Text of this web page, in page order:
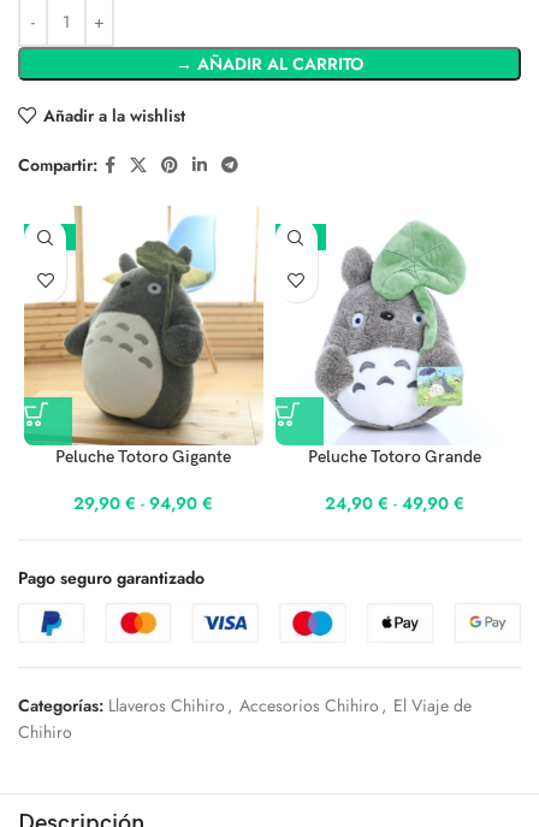
→ AÑADIR AL CARRITO
Añadir a la wishlist
Compartir:
-25%
Peluche Totoro Gigante
29,90€ - 94,90€
-17%
Peluche Totoro Grande
24,90€ - 49,90€
Pago seguro garantizado
Categorías: Llaveros Chihiro , Accesorios Chihiro , El Viaje de
Chihiro